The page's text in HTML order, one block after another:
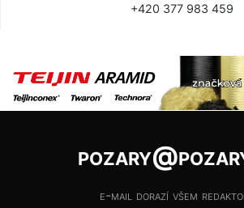
+420 377 983 459
e-mail dorazí všem